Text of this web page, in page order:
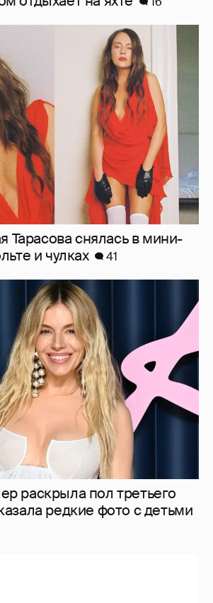
Тарасова снялась в мини-
и чулках
41
раскрыла пол третьего
редкие фото с детьми